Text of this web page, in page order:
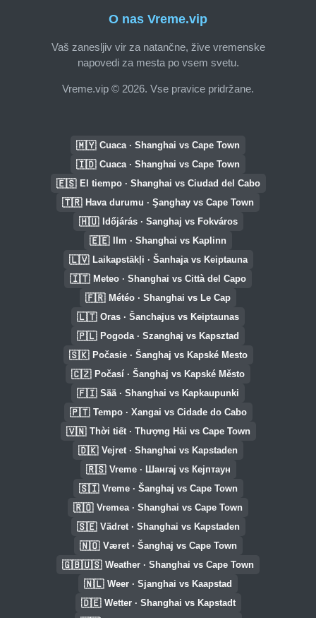
O nas Vreme.vip
Vaš zanesljiv vir za natančne, žive vremenske
napovedi za mesta po vsem svetu.
Vreme.vip © 2026. Vse pravice pridržane.
🇲🇾 Cuaca · Shanghai vs Cape Town
🇮🇩 Cuaca · Shanghai vs Cape Town
🇪🇸 El tiempo · Shanghai vs Ciudad del Cabo
🇹🇷 Hava durumu · Şanghay vs Cape Town
🇭🇺 Időjárás · Sanghaj vs Fokváros
🇪🇪 Ilm · Shanghai vs Kaplinn
🇱🇻 Laikapstākļi · Šanhaja vs Keiptauna
🇮🇹 Meteo · Shanghai vs Città del Capo
🇫🇷 Météo · Shanghai vs Le Cap
🇱🇹 Oras · Šanchajus vs Keiptaunas
🇵🇱 Pogoda · Szanghaj vs Kapsztad
🇸🇰 Počasie · Šanghaj vs Kapské Mesto
🇨🇿 Počasí · Šanghaj vs Kapské Město
🇫🇮 Sää · Shanghai vs Kapkaupunki
🇵🇹 Tempo · Xangai vs Cidade do Cabo
🇻🇳 Thời tiết · Thượng Hải vs Cape Town
🇩🇰 Vejret · Shanghai vs Kapstaden
🇷🇸 Vreme · Шангај vs Кејптаун
🇸🇮 Vreme · Šanghaj vs Cape Town
🇷🇴 Vremea · Shanghai vs Cape Town
🇸🇪 Vädret · Shanghai vs Kapstaden
🇳🇴 Været · Šanghaj vs Cape Town
🇬🇧🇺🇸 Weather · Shanghai vs Cape Town
🇳🇱 Weer · Sjanghai vs Kaapstad
🇩🇪 Wetter · Shanghai vs Kapstadt